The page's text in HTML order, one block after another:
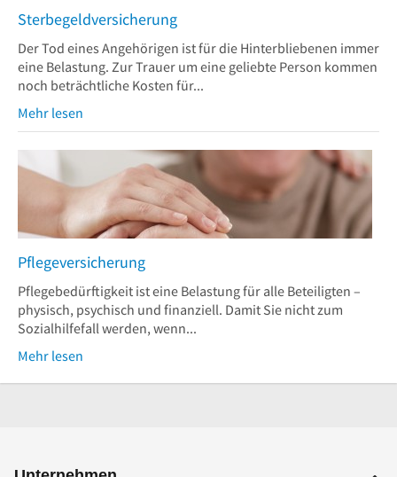
Sterbegeldversicherung
Der Tod eines Angehörigen ist für die Hinterbliebenen immer
eine Belastung. Zur Trauer um eine geliebte Person kommen
noch beträchtliche Kosten für...
Mehr lesen
Pflegeversicherung
Pflegebedürftigkeit ist eine Belastung für alle Beteiligten –
physisch, psychisch und finanziell. Damit Sie nicht zum
Sozialhilfefall werden, wenn...
Mehr lesen